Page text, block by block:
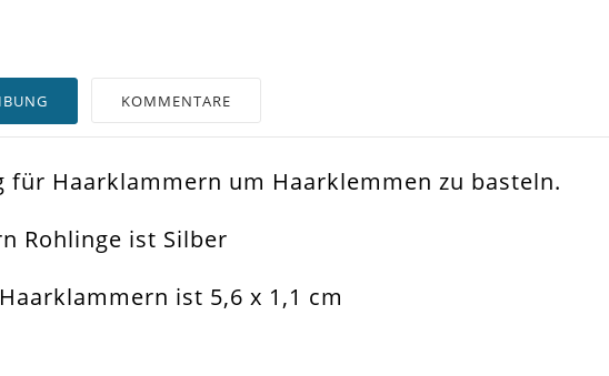
KOMMENTARE
Silber
Haarklammer
Haarschmuck Basteln
für Haarklammern um Haarklemmen zu basteln.
Rohlinge ist Silber
ist 5,6 x 1,1 cm